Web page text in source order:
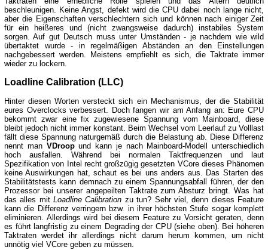
beschleunigen. Keine Angst, defekt wird die CPU dabei noch lange nicht,
aber die Eigenschaften verschlechtern sich und können nach einiger Zeit
für ein heißeres und (nicht zwangsweise dadurch) instabiles System
sorgen. Auf gut Deutsch muss unter Umständen - je nachdem wie wild
übertaktet wurde - in regelmäßigen Abständen an den Einstellungen
nachgebessert werden. Meistens empfiehlt es sich, die Taktrate immer
wieder zu lockern.
Loadline Calibration (LLC)
Hinter diesen Worten versteckt sich ein Mechanismus, der die Stabilität
eures Overclocks verbessert. Doch fangen wir am Anfang an: Eure CPU
bekommt zwar eine fix zugewiesene Spannung vom Mainboard, diese
bleibt jedoch nicht immer konstant. Beim Wechsel vom Leerlauf zu Volllast
fällt diese Spannung naturgemäß durch die Belastung ab. Diese Differenz
nennt man VDroopund kann je nach Mainboard-Modell unterschiedlich
hoch ausfallen. Während bei normalen Taktfrequenzen und laut
Spezifikation von Intel recht großzügig gesetzten VCore dieses Phänomen
keine Auswirkungen hat, schaut es bei uns anders aus. Das Starten des
Stabilitätstests kann demnach zu einem Spannungsabfall führen, der den
Prozessor bei unserer angepeilten Taktrate zum Absturz bringt. Was hat
das alles mitLoadline Calibration zu tun? Sehr viel, denn dieses Feature
kann die Differenz verringern bzw. in ihrer höchsten Stufe sogar komplett
eliminieren. Allerdings wird bei diesem Feature zu Vorsicht geraten, denn
es führt langfristig zu einem Degrading der CPU (siehe oben). Bei höheren
Taktraten werdet ihr allerdings nicht darum herum kommen, um nicht
unnötig viel VCore geben zu müssen.